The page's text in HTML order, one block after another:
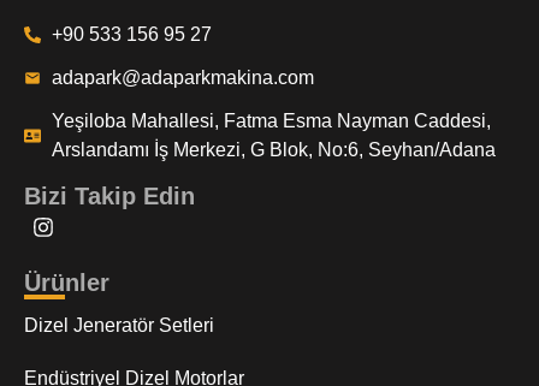
+90 533 156 95 27
adapark@adaparkmakina.com
Yeşiloba Mahallesi, Fatma Esma Nayman Caddesi,
Arslandamı İş Merkezi, G Blok, No:6, Seyhan/Adana
Bizi Takip Edin
Ürünler
Dizel Jeneratör Setleri
Endüstriyel Dizel Motorlar